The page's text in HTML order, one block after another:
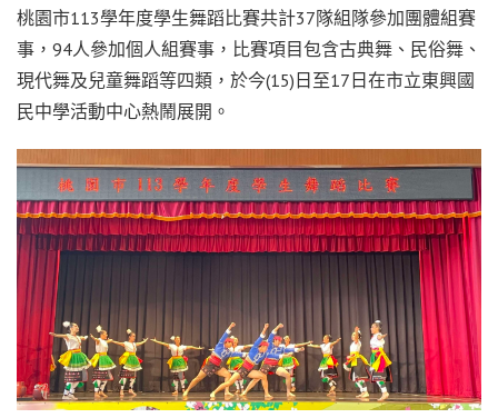
桃園市113學年度學生舞蹈比賽共計37隊組隊參加團體組賽
事，94人參加個人組賽事，比賽項目包含古典舞、民俗舞、
現代舞及兒童舞蹈等四類，於今(15)日至17日在市立東興國
民中學活動中心熱鬧展開。